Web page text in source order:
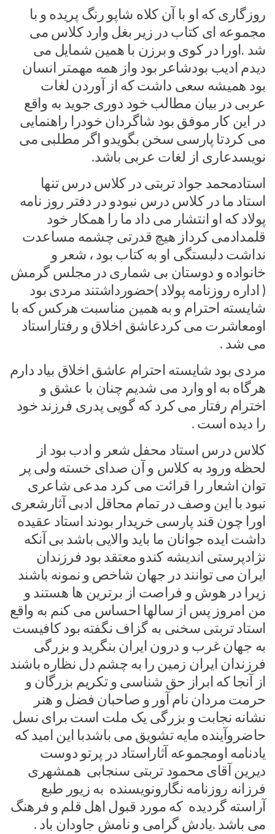
روزگاری که او با آن کلاه شاپو رنگ پریده و با
مجموعه ای کتاب در زیر بغل وارد کلاس می
شد .اورا در کوی و برزن با همین شمایل می
دیدم ادیب بودشاعر بود واز همه مهمتر انسان
بود همیشه سعی داشت که از آوردن لغات
عربی در بیان مطالب خود دوری جوید به واقع
در این کار موفق بود شاگردان خودرا راهنمایی
می کردتا پارسی سخن بگویدو اگر مطلبی می
نویسدعاری از لغات عربی باشد.
استادمحمد جواد تربتی در کلاس درس تنها
استاد ما در کلاس درس نبودو در دفتر روز نامه
پولاد که او انتشار می داد ما را همکار خود
قلمدادمی کرداز هیچ قدرتی چشمه مساعدت
نداشت دلبستگی او به کتاب بود ، شعر و
خانواده و دوستان بی شماری در مجلس گرمش
( اداره روزنامه پولاد )حضورداشتند مردی بود
شایسته احترام و به همین مناسبت هرکس که با
اومعاشرت می کردعاشق اخلاق و رفتاراستاد
می شد .
مردی بود شایسته احترام عاشق اخلاق بیاد دارم
هرگاه به او وارد می شدیم چنان با عشق و
اخترام رفتار می کرد که گویی پدری فرزند خود
را دیده است .
کلاس درس استاد محفل شعر و ادب بود از
لحظه ورود به کلاس و آن صدای خسته ولی پر
توان اشعار را قرائت می کرد مدعی شاعری
نبود با این وصف در تمام محاقل ادبی آثارشعری
اورا چون قند پارسی خریدار بودند استاد عقیده
داشت ایده جوانان ما باید والایی باشد بی آنکه
نژادپرستی اندیشه کندو معتقد بود فرزندان
ایران می توانند در جهان شاخص و نمونه باشند
زیرا در هوش و فراصت از برترین ها هستند و
من امروز پس از سالها احساس می کنم به واقع
استاد تربتی سخنی به گزاف نگفته بود کافیست
به جهان غرب و درون ایران بنگرید و بزرگی
فرزندان ایران زمین را به چشم دل نظاره باشند
از آنجا که ابراز حق شناسی و تکریم بزرگان و
حرمت مردان نام آور و صاحبان فضل و هنر
نشانه نجابت و بزرگی یک ملت است برای نسل
حاضروآینده مایه تشویق می باشدبا این امید که
یادنامه اومجموعه آثاراستاد در پرتو دوست
دیرین آقای محمود تربتی سنجابی همشهری
فرزانه روزنامه نگارونویسنده به زیور طبع
آراسته گردیده که مورد قبول اهل قلم و فرهنگ
می باشد .یادش گرامی و نامش جاودان باد .